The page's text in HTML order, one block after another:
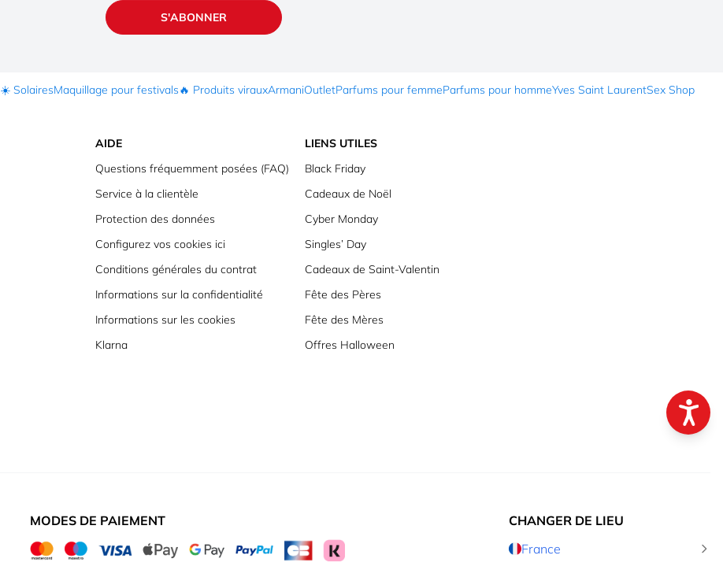
S'ABONNER
☀️ SolairesMaquillage pour festivals🔥 Produits virauxArmaniOutletParfums pour femmeParfums pour hommeYves Saint LaurentSex Shop
AIDE
Questions fréquemment posées (FAQ)
Service à la clientèle
Protection des données
Configurez vos cookies ici
Conditions générales du contrat
Informations sur la confidentialité
Informations sur les cookies
Klarna
LIENS UTILES
Black Friday
Cadeaux de Noël
Cyber Monday
Singles’ Day
Cadeaux de Saint-Valentin
Fête des Pères
Fête des Mères
Offres Halloween
MODES DE PAIEMENT
CHANGER DE LIEU
France